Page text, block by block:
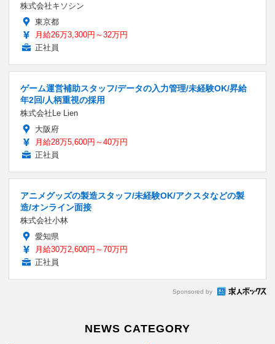
株式会社キソシン
東京都
月給26万3,300円～32万円
正社員
ゲーム運営補助スタッフ/データの入力管理/未経験OK/昇給
年2回/人柄重視の採用
株式会社Le Lien
大阪府
月給28万5,600円～40万円
正社員
アニメグッズの製造スタッフ/未経験OK/アクスタなどの製
造/オンライン面接
株式会社小林
愛知県
月給30万2,600円～70万円
正社員
Sponsored by
NEWS CATEGORY